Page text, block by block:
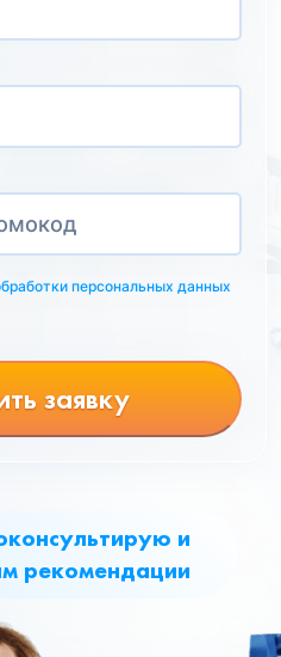
и
рекомендации
персональных данных
заявку